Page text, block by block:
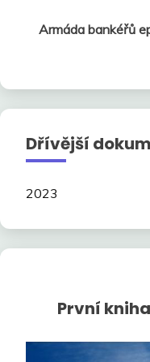
Armáda bankéřů
Dřívější
2023
První